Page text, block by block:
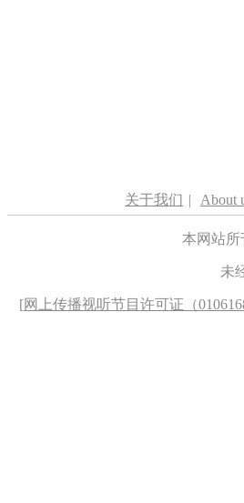
关于我们 | About
本网站所
未
[网上传播视听节目许可证（